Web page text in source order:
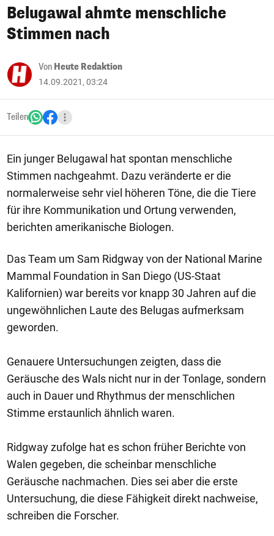
Belugawal ahmte menschliche
Stimmen nach
Von Heute Redaktion
14.09.2021, 03:24
Teilen
Ein junger Belugawal hat spontan menschliche
Stimmen nachgeahmt. Dazu veränderte er die
normalerweise sehr viel höheren Töne, die die Tiere
für ihre Kommunikation und Ortung verwenden,
berichten amerikanische Biologen.
Das Team um Sam Ridgway von der National Marine
Mammal Foundation in San Diego (US-Staat
Kalifornien) war bereits vor knapp 30 Jahren auf die
ungewöhnlichen Laute des Belugas aufmerksam
geworden.
Genauere Untersuchungen zeigten, dass die
Geräusche des Wals nicht nur in der Tonlage, sondern
auch in Dauer und Rhythmus der menschlichen
Stimme erstaunlich ähnlich waren.
Ridgway zufolge hat es schon früher Berichte von
Walen gegeben, die scheinbar menschliche
Geräusche nachmachen. Dies sei aber die erste
Untersuchung, die diese Fähigkeit direkt nachweise,
schreiben die Forscher.